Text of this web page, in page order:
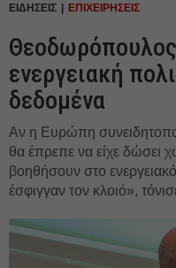
ΕΙΔΗΣΕΙΣ ΕΠΙΧΕΙΡΗΣΕΙΣ
ενεργειακή
δεδομένα
Αν η Ευρώπη
θα έπρεπε να είχε δώσει
βοηθήσουν στο
έσφιγγαν τον κλοιό»,